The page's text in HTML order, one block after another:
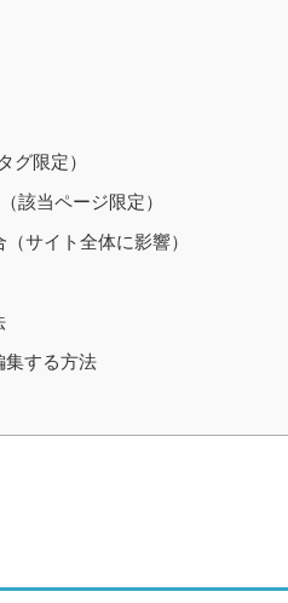
グ限定）
該当ページ限定）
サイト全体に影響）
集する方法